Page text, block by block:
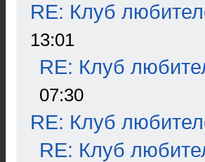
RE: Клуб
13:01
RE: Клуб
07:30
RE: Клуб
RE: Клуб